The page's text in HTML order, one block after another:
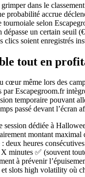
dans le
probabilité accrue
tournoiale selon
dépasse un certain
clics soient enregistrés
tout en
cœur même lors des
Escapegroom.fr
temporaire pouvant
passé devant
session dédiée à
montant maximal
deux heures
X minutes ✅ (souvent
à prévenir
slots high volatility où